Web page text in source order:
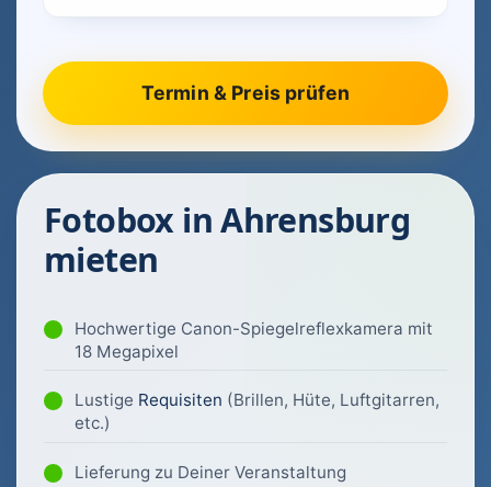
Fotobox in Ahrensburg
mieten
Hochwertige Canon-Spiegelreflexkamera mit
18 Megapixel
Lustige Requisiten (Brillen, Hüte, Luftgitarren,
etc.)
Lieferung zu Deiner Veranstaltung